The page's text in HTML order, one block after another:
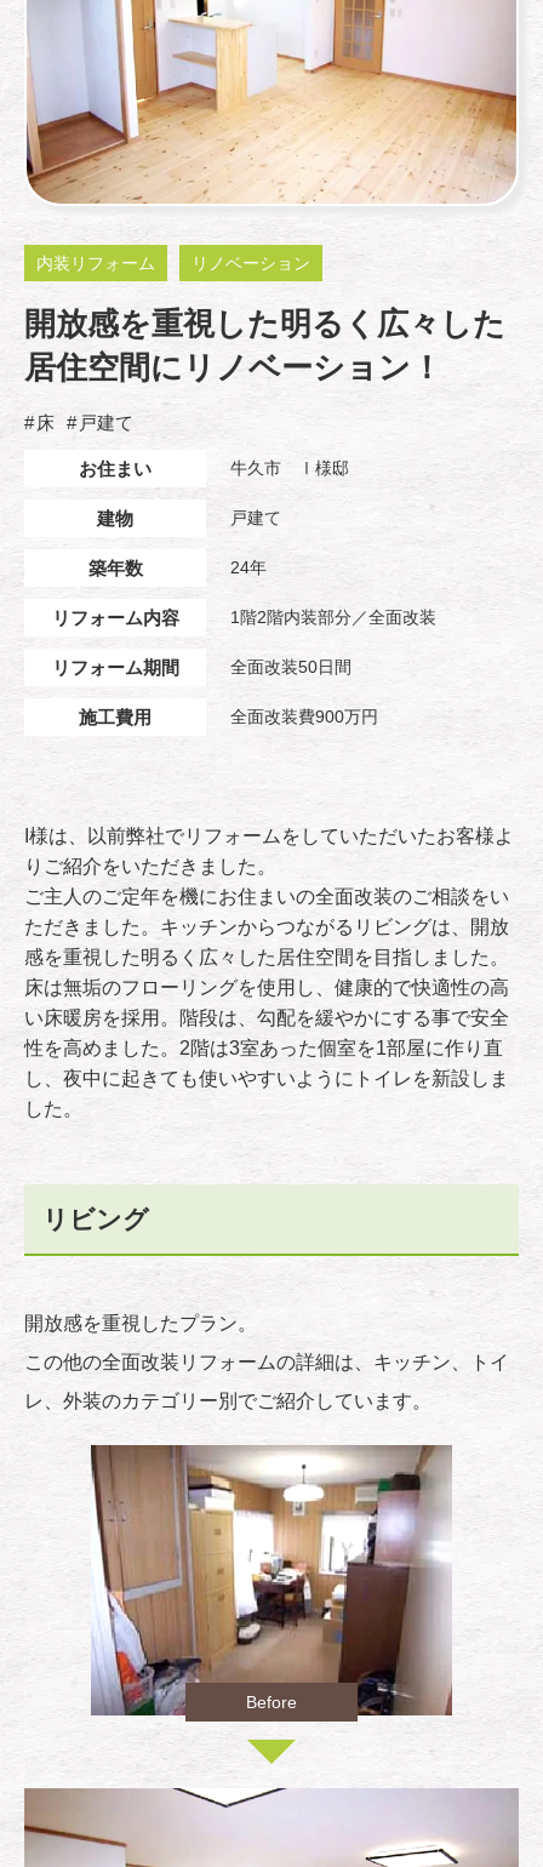
内装リフォーム リノベーション
開放感を重視した明るく広々した
居住空間にリノベーション！
床 戸建て
お住まい 牛久市 Ⅰ様邸
建物 戸建て
築年数 24年
リフォーム内容 1階2階内装部分／全面改装
リフォーム期間 全面改装50日間
施工費用 全面改装費900万円
I様は、以前弊社でリフォームをしていただいたお客様よ
りご紹介をいただきました。
ご主人のご定年を機にお住まいの全面改装のご相談をい
ただきました。キッチンからつながるリビングは、開放
感を重視した明るく広々した居住空間を目指しました。
床は無垢のフローリングを使用し、健康的で快適性の高
い床暖房を採用。階段は、勾配を緩やかにする事で安全
性を高めました。2階は3室あった個室を1部屋に作り直
し、夜中に起きても使いやすいようにトイレを新設しま
した。
リビング
開放感を重視したプラン。
この他の全面改装リフォームの詳細は、キッチン、トイ
レ、外装のカテゴリー別でご紹介しています。
Before